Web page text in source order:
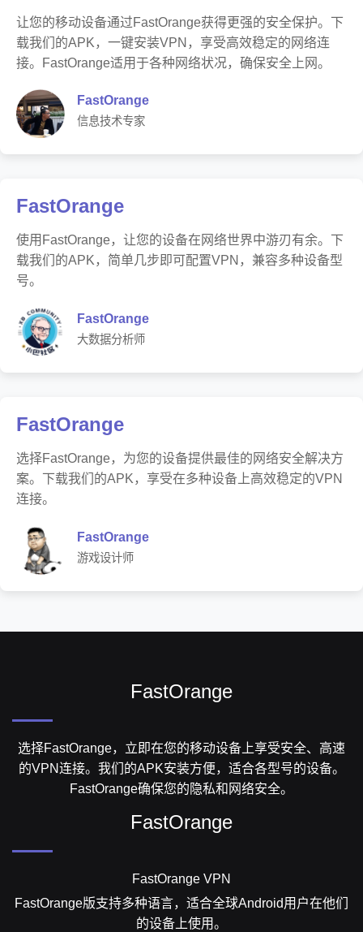
让您的移动设备通过FastOrange获得更强的安全保护。下
载我们的APK，一键安装VPN，享受高效稳定的网络连
接。FastOrange适用于各种网络状况，确保安全上网。
FastOrange
信息技术专家
FastOrange
使用FastOrange，让您的设备在网络世界中游刃有余。下
载我们的APK，简单几步即可配置VPN，兼容多种设备型
号。
FastOrange
大数据分析师
FastOrange
选择FastOrange，为您的设备提供最佳的网络安全解决方
案。下载我们的APK，享受在多种设备上高效稳定的VPN
连接。
FastOrange
游戏设计师
FastOrange
选择FastOrange，立即在您的移动设备上享受安全、高速
的VPN连接。我们的APK安装方便，适合各型号的设备。
FastOrange确保您的隐私和网络安全。
FastOrange
FastOrange VPN
FastOrange版支持多种语言，适合全球Android用户在他们
的设备上使用。